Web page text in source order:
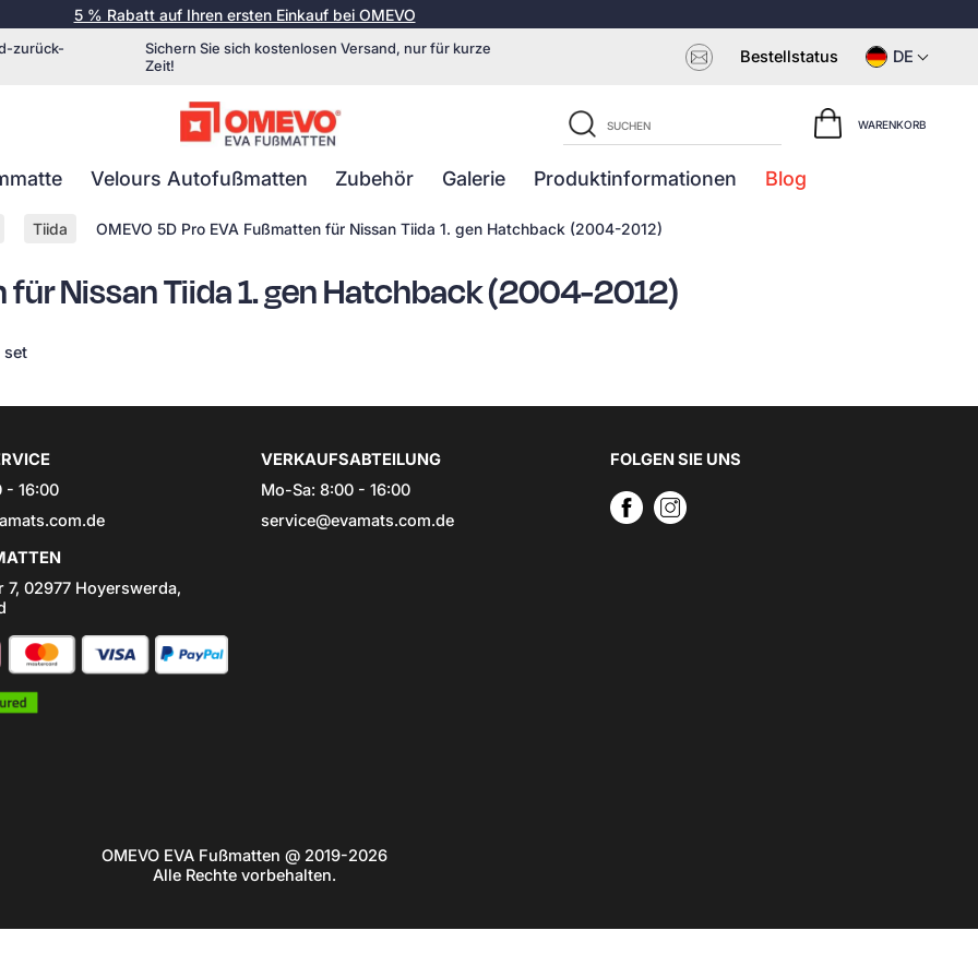
5 % Rabatt auf Ihren ersten Einkauf bei OMEVO
zurück-
Sichern Sie sich kostenlosen Versand, nur für kurze
Zeit!
Bestellstatus DE
WARENKORB
Velours Autofußmatten Zubehör Galerie Produktinformationen Blog
Tiida OMEVO 5D Pro EVA Fußmatten für Nissan Tiida 1. gen Hatchback (2004-2012)
für Nissan Tiida 1. gen Hatchback (2004-2012)
set
- 16:00
7, 02977 Hoyerswerda,
VERKAUFSABTEILUNG
Mo-Sa: 8:00 - 16:00
service@evamats.com.de
FOLGEN SIE UNS
OMEVO EVA Fußmatten @ 2019-2026
Alle Rechte vorbehalten.